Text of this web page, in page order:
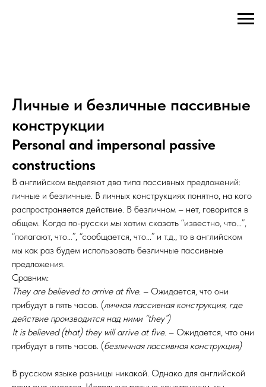
Личные и безличные пассивные
конструкции
Personal and impersonal passive
constructions
В английском выделяют два типа пассивных предложений:
личные и безличные. В личных конструкциях понятно, на кого
распространяется действие. В безличном – нет, говорится в
общем. Когда по-русски мы хотим сказать “известно, что...”,
“полагают, что…”, “сообщается, что...” и т.д., то в английском
мы как раз будем использовать безличные пассивные
предложения.
Сравним:
They are believed to arrive at five. – Ожидается, что они
прибудут в пять часов. (личная пассивная конструкция, где
действие производится над ними “they”)
It is believed (that) they will arrive at five. – Ожидается, что они
прибудут в пять часов. (безличная пассивная конструкция)
В русском языке разницы никакой. Однако для английской